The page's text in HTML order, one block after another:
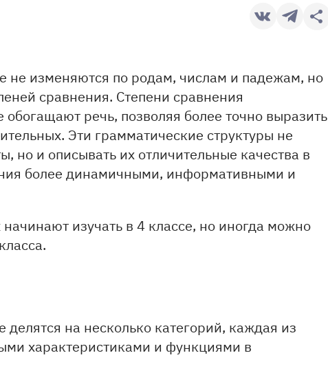
не изменяются по родам, числам и падежам, но
сравнения. Степени сравнения
речь, позволяя более точно выразить
Эти грамматические структуры не
но и описывать их отличительные качества в
более динамичными, информативными и
изучать в 4 классе, но иногда можно
на несколько категорий, каждая из
характеристиками и функциями в